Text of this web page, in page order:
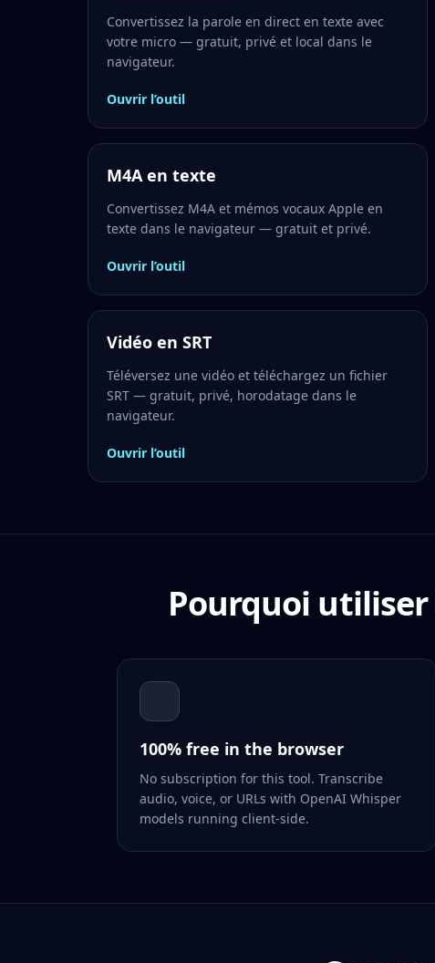
Convertissez la parole en direct en texte avec
votre micro — gratuit, privé et local dans le
navigateur.
Ouvrir l’outil
M4A en texte
Convertissez M4A et mémos vocaux Apple en
texte dans le navigateur — gratuit et privé.
Ouvrir l’outil
Vidéo en SRT
Téléversez une vidéo et téléchargez un fichier
SRT — gratuit, privé, horodatage dans le
navigateur.
Ouvrir l’outil
Pourquoi
100% free in the browser
No subscription for this tool. Transcribe
audio, voice, or URLs with OpenAI Whisper
models running client-side.